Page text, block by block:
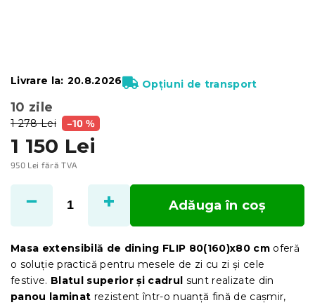
1 278 Lei –10 %
1 150 Lei
950 Lei fără TVA
preţ:
10 zile
Livrare la: 20.8.2026 Opțiuni de transport
Adăuga în coş
Masa extensibilă de dining FLIP 80(160)x80 cm oferă
o soluție practică pentru mesele de zi cu zi și cele
festive. Blatul superior și cadrul sunt realizate din
panou laminat rezistent într-o nuanță fină de cașmir,